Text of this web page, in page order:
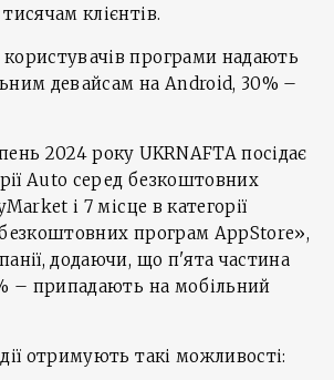
клієнтів.
програми надають
девайсам на Android, 30% –
2024 року UKRNAFTA посідає
Auto серед безкоштовних
і 7 місце в категорії
програм AppStore»,
додаючи, що п'ята частина
– припадають на мобільний
отримують такі можливості: